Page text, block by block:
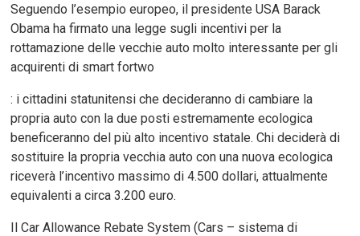
Seguendo l’esempio europeo, il presidente USA Barack
Obama ha firmato una legge sugli incentivi per la
rottamazione delle vecchie auto molto interessante per gli
acquirenti di smart fortwo
: i cittadini statunitensi che decideranno di cambiare la
propria auto con la due posti estremamente ecologica
beneficeranno del più alto incentivo statale. Chi deciderà di
sostituire la propria vecchia auto con una nuova ecologica
riceverà l’incentivo massimo di 4.500 dollari, attualmente
equivalenti a circa 3.200 euro.
Il Car Allowance Rebate System (Cars – sistema di